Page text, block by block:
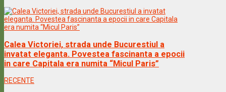
Calea Victoriei, strada unde Bucurestiul a
invatat eleganta. Povestea fascinanta a epocii
in care Capitala era numita “Micul Paris”
RECENTE